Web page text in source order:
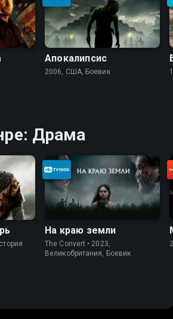
Апокалипсис
2006, США, Боевик
Драма
На краю земли
The Convert • 2023,
Великобритания, Боевик